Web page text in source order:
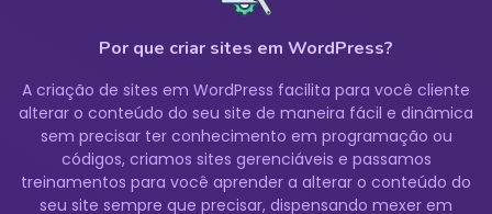
Por que criar sites em WordPress?
A criação de sites em WordPress facilita para você cliente
alterar o conteúdo do seu site de maneira fácil e dinâmica
sem precisar ter conhecimento em programação ou
códigos, criamos sites gerenciáveis e passamos
treinamentos para você aprender a alterar o conteúdo do
seu site sempre que precisar, dispensando mexer em